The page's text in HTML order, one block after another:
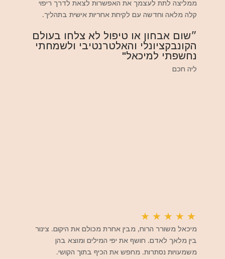
ממליצה לתת לעצמך את האפשרות לצאת לדרך ריפוי
קלה מלאה וחדשה עם לקיחת אחריות אישית בתהליך.
״שום אבחון או טיפול לא צלחו בעולם
הקונבקציונלי והאלטרנטיבי ולשמחתי
נחשפתי למיכאל"
ליה חכם
★
★
★
★
★
מיכאל משורר הרוח, מבין אחרת מכולם את היקום. צינור
בין מלאך לאדם. חושף את יפי המילים ומוצא בהן
משמעויות נסתרות. מחפש את הכיף בתוך הקושי.